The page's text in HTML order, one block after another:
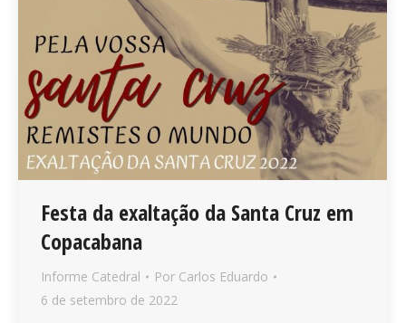
Festa da exaltação da Santa Cruz em
Copacabana
Informe Catedral Por Carlos Eduardo
6 de setembro de 2022